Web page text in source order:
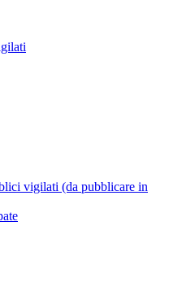
vigilati (da pubblicare in